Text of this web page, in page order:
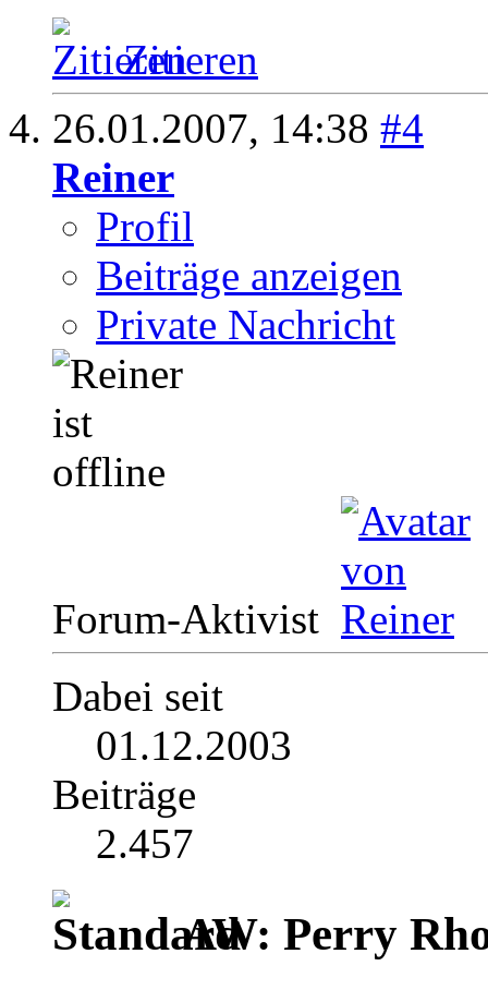
Zitieren
26.01.2007, 14:38 #4
Reiner
Profil
Beiträge anzeigen
Private Nachricht
Forum-Aktivist
Dabei seit
01.12.2003
Beiträge
2.457
AW: Perry